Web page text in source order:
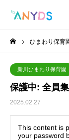
ひまわり保育
新川ひまわり保育園
保護中: 全員
2025.02.27
This content is
your password